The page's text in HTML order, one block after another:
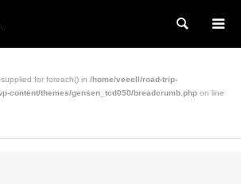
検索
for foreach() in /home/veeell/road-trip-
content/themes/gensen_tcd050/breadcrumb.php on line